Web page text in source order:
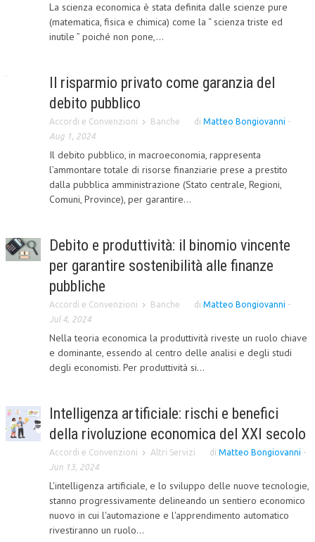
DIRITTO DELLE IMPRESE IN CRISI
CRIMINOLOGIA E CRIMINALISTICA
DIRITTO TRIBUTARIO
FISCALITÀ INTERNAZIONALE
TAX RISK MANAGEMENT
CRIMINOLOGIA TRIBUTARIA
TRANSFER PRICING
PRASSI
AMMINISTRATIVA
TRIBUTARIA
EUROPEA
CIVILE
TRIBUTARIA
ARCHIVIO EVENTI (FINO AL 2022)
La scienza economica è stata definita dalle scienze pure
(matematica, fisica e chimica) come la “ scienza triste ed
inutile ” poiché non pone,...
Il risparmio privato come garanzia del
debito pubblico
Accordi e Convenzioni Banche di Matteo Bongiovanni -
Aug 1, 2024
Il debito pubblico, in macroeconomia, rappresenta
l’ammontare totale di risorse finanziarie prese a prestito
dalla pubblica amministrazione (Stato centrale, Regioni,
Comuni, Province), per garantire...
Debito e produttività: il binomio vincente
per garantire sostenibilità alle finanze
pubbliche
Accordi e Convenzioni Banche di Matteo Bongiovanni -
Jul 4, 2024
Nella teoria economica la produttività riveste un ruolo chiave
e dominante, essendo al centro delle analisi e degli studi
degli economisti. Per produttività si...
Intelligenza artificiale: rischi e benefici
della rivoluzione economica del XXI secolo
Accordi e Convenzioni Altri Servizi di Matteo Bongiovanni -
Jun 13, 2024
L'intelligenza artificiale, e lo sviluppo delle nuove tecnologie,
stanno progressivamente delineando un sentiero economico
nuovo in cui l'automazione e l'apprendimento automatico
rivestiranno un ruolo...